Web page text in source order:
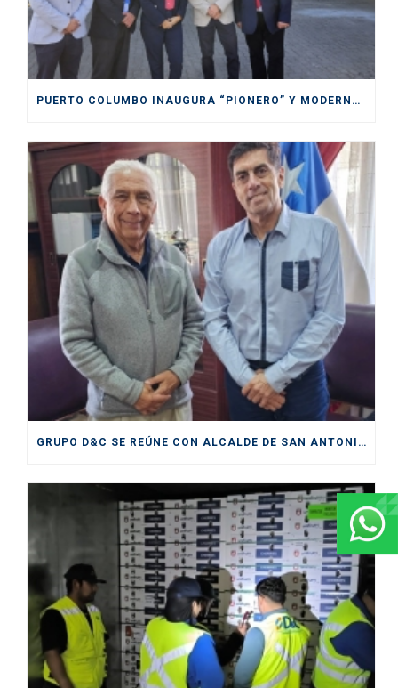
PUERTO COLUMBO INAUGURA “PIONERO” Y MODERNO SITIO DE INSPECCIÓN SAG EN SAN ANTONIO
GRUPO D&C SE REÚNE CON ALCALDE DE SAN ANTONIO